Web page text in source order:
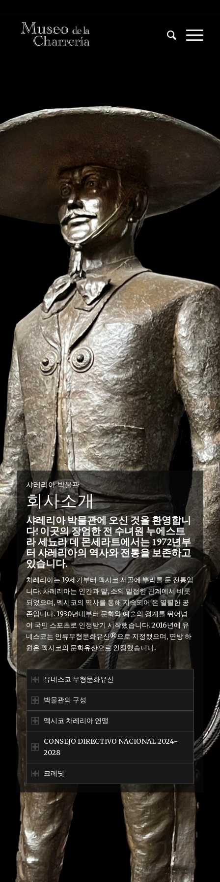
샤레리아 박물관
회사소개
샤레리아 박물관에 오신 것을 환영합니
다! 이곳의 장엄한 전 수녀원 누에스트
라 세뇨라 데 몬세라트에서는 1972년부
터 샤레리아의 역사와 전통을 보존하고
있습니다.
차레리아는 19세기부터 멕시코 시골에 뿌리를 둔 전통입
니다. 차레리아는 인간과 말, 소의 밀접한 관계에서 비롯
되었으며, 멕시코의 역사를 통해 지속되어 온 열렬한 공
존입니다. 1930년대부터 문화와 예술의 경계를 뛰어넘
어 국민 스포츠로 인정받기 시작했습니다. 2016년에 유
네스코는 인류무형문화유산®으로 지정했으며, 연방 하
원은 멕시코의 문화유산으로 인정했습니다.
유네스코 무형문화유산
박물관의 구성
멕시코 차레리아 연맹
CONSEJO DIRECTIVO NACIONAL 2024-
2028
크레딧